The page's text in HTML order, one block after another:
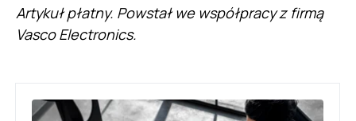
Artykuł płatny. Powstał we współpracy z firmą
Vasco Electronics.